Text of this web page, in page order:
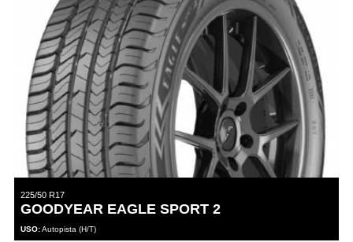
225/50 R17
GOODYEAR EAGLE SPORT 2
USO:Autopista (H/T)